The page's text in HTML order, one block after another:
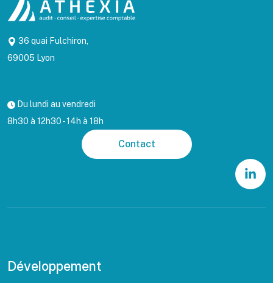
36 quai Fulchiron,
69005 Lyon
Du lundi au vendredi
8h30 à 12h30 - 14h à 18h
Contact
Développement